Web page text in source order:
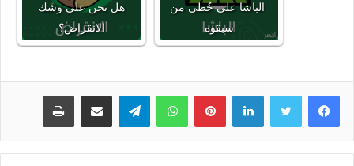
هل نحن على وشك
الانقراض؟
الباشا على خُطى من
سبقوه
لينكدإن بينتيريستواتساب تيلقرام مشاركة عبر البريد طباعة